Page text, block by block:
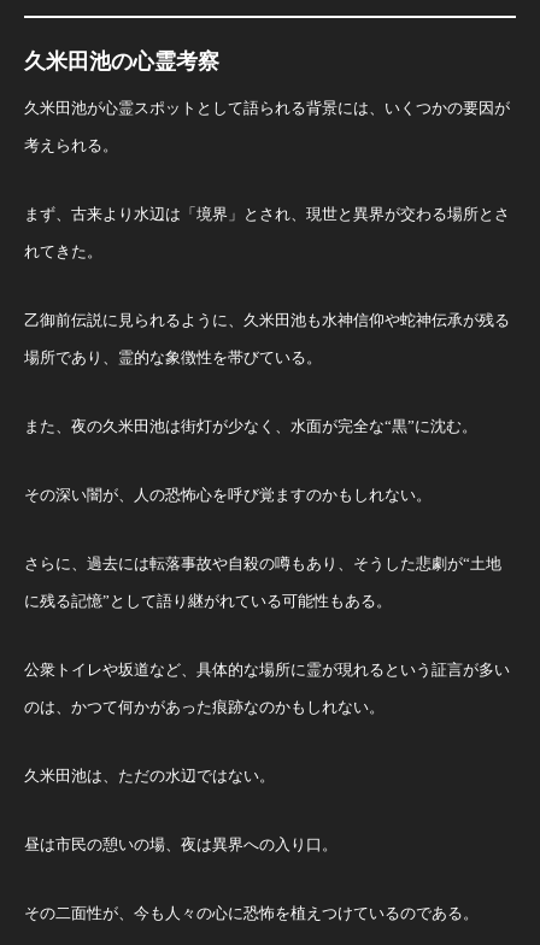
久米田池の心霊考察
久米田池が心霊スポットとして語られる背景には、いくつかの要因が
考えられる。
まず、古来より水辺は「境界」とされ、現世と異界が交わる場所とさ
れてきた。
乙御前伝説に見られるように、久米田池も水神信仰や蛇神伝承が残る
場所であり、霊的な象徴性を帯びている。
また、夜の久米田池は街灯が少なく、水面が完全な“黒”に沈む。
その深い闇が、人の恐怖心を呼び覚ますのかもしれない。
さらに、過去には転落事故や自殺の噂もあり、そうした悲劇が“土地
に残る記憶”として語り継がれている可能性もある。
公衆トイレや坂道など、具体的な場所に霊が現れるという証言が多い
のは、かつて何かがあった痕跡なのかもしれない。
久米田池は、ただの水辺ではない。
昼は市民の憩いの場、夜は異界への入り口。
その二面性が、今も人々の心に恐怖を植えつけているのである。